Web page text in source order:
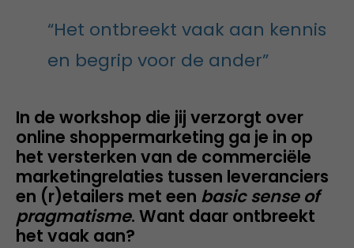
“Het ontbreekt vaak aan kennis
en begrip voor de ander”
In de workshop die jij verzorgt over
online shoppermarketing ga je in op
het versterken van de commerciële
marketingrelaties tussen leveranciers
en (r)etailers met een basic sense of
pragmatisme. Want daar ontbreekt
het vaak aan?